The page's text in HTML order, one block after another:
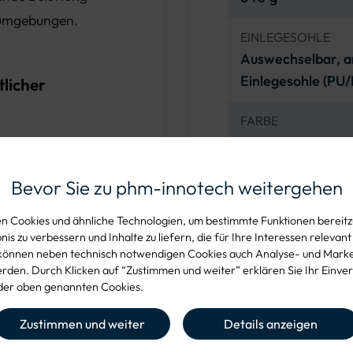
Bevor Sie zu phm-innotech weitergehen
Cookies und ähnliche Technologien, um bestimmte Funktionen
zu verbessern und Inhalte zu liefern, die für Ihre Interessen relevant
neben technisch notwendigen Cookies auch Analyse- und
Durch Klicken auf “Zustimmen und weiter” erklären Sie Ihr
oben genannten Cookies.
Zustimmen und weiter Details anzeigen
Bietet Schutz vor
das Gewicht
(PS-
Objekte den
EINLEGESOHLE
Auswechselbar,
Einlegesohle
FARBE
Schwarz
TPU-ÜBERKAPPE
Ja
UMLENK-
Ja (Hebe- und